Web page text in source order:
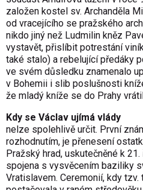
založen kostel sv. Archanděla
od vracejícího se pražského
nikdo jiný než Ludmilin kněz
vystavět, přislíbit potrestání
také stalo) a rebelující předáky
ve svém důsledku znamenalo
v Bohemii i slib poslušnosti
že mladý kníže se do Prahy
Kdy se Václav ujímá vlády
nelze spolehlivě určit. První
rozhodnutím, je přenesení
Pražský hrad, uskutečněné k
spojena s vysvěcením baziliky
Vratislavem. Ceremonií, kdy